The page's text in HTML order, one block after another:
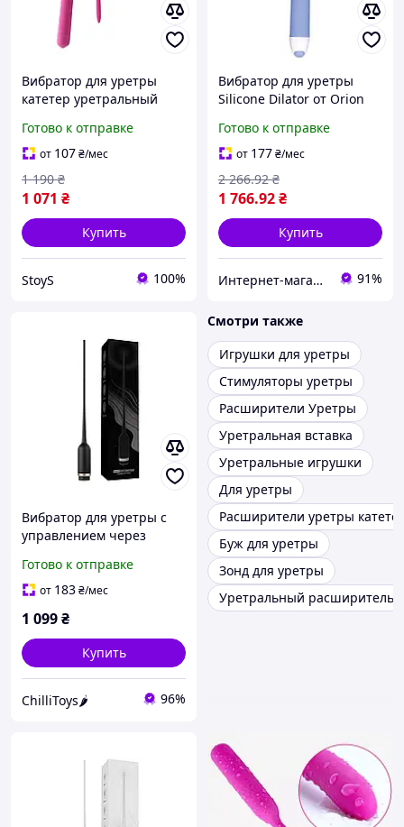
Вибратор для уретры
катетер уретральный
с вибрацией XESE,
уретральный зонд
Готово к отправке
от 107₴/мес
1 071 ₴
1 190 ₴
Купить
StoyS 100%
Вибратор для уретры
Silicone Dilator от Orion
Готово к отправке
от 177₴/мес
1 766.92₴
2 266.92 ₴
Купить
Интернет-магазин Allegoriya 91%
Вибратор для уретры с
управлением через
Horse's Eye
Готово к отправке
от 183₴/мес
1 099₴
Купить
ChilliToys🌶️ 96%
Смотри также
Игрушки для уретры
Стимуляторы уретры
Расширители Уретры
Уретральная вставка
Уретральные игрушки
Для уретры
Расширители уретры
Буж для уретры
Зонд для уретры
Уретральный расширитель